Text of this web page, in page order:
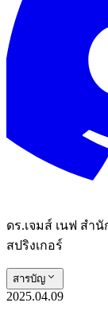
ดร.เจมส์ เนฟ สํานั
สปริงเกอร์
สารบัญ
2025.04.09